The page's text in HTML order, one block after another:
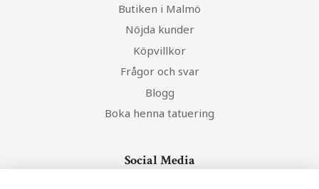
Butiken i Malmö
Nöjda kunder
Köpvillkor
Frågor och svar
Blogg
Boka henna tatuering
Social Media